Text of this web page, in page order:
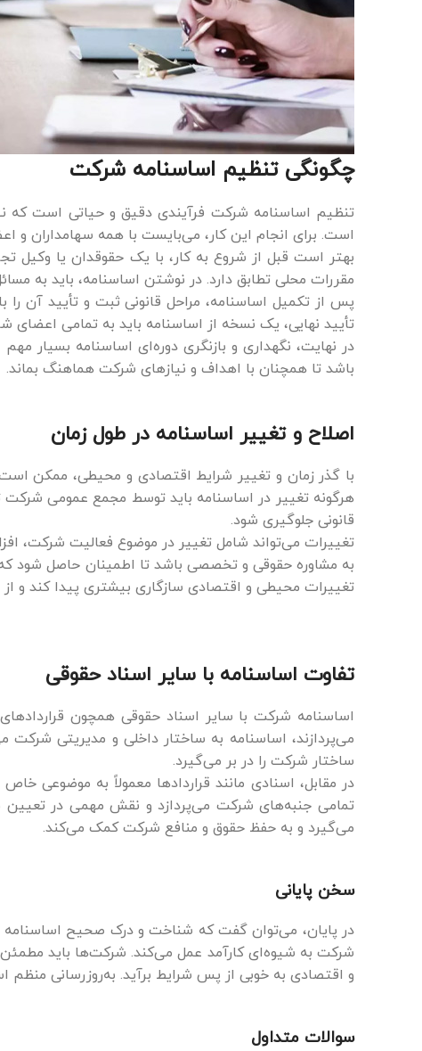
چگونگی تنظیم اساسنامه شرکت
تنظیم اساسنامه شرکت فرآیندی دقیق و حیاتی است که
است. برای انجام این کار، می‌بایست با همه سهامداران
بهتر است قبل از شروع به کار، با یک حقوقدان یا وکیل
مقررات محلی تطابق دارد. در نوشتن اساسنامه، باید به
پس از تکمیل اساسنامه، مراحل قانونی ثبت و تأیید آن
تأیید نهایی، یک نسخه از اساسنامه باید به تمامی
در نهایت، نگهداری و بازنگری دوره‌ای اساسنامه بسیار
باشد تا همچنان با اهداف و نیازهای شرکت هماهنگ بماند.
اصلاح و تغییر اساسنامه در طول زمان
با گذر زمان و تغییر شرایط اقتصادی و محیطی، ممکن
هرگونه تغییر در اساسنامه باید توسط مجمع عمومی شرکت
قانونی جلوگیری شود.
تغییرات می‌تواند شامل تغییر در موضوع فعالیت شرکت،
به مشاوره حقوقی و تخصصی باشد تا اطمینان حاصل شود که
تغییرات محیطی و اقتصادی سازگاری بیشتری پیدا کند و
تفاوت اساسنامه با سایر اسناد حقوقی
اساسنامه شرکت با سایر اسناد حقوقی همچون
می‌پردازند، اساسنامه به ساختار داخلی و مدیریتی
ساختار شرکت را در بر می‌گیرد.
در مقابل، اسنادی مانند قراردادها معمولاً به
تمامی جنبه‌های شرکت می‌پردازد و نقش مهمی در تعیین
می‌گیرد و به حفظ حقوق و منافع شرکت کمک می‌کند.
سخن پایانی
در پایان، می‌توان گفت که شناخت و درک صحیح
شرکت به شیوه‌ای کارآمد عمل می‌کند. شرکت‌ها باید مطمئن
و اقتصادی به خوبی از پس شرایط برآید. به‌روزرسانی
سوالات متداول